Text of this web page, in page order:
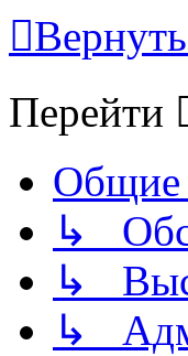
Перейти
Общие
↳
↳
↳